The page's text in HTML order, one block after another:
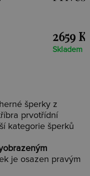
šperky z
prvotřídní
kategorie šperků
je osazen pravým